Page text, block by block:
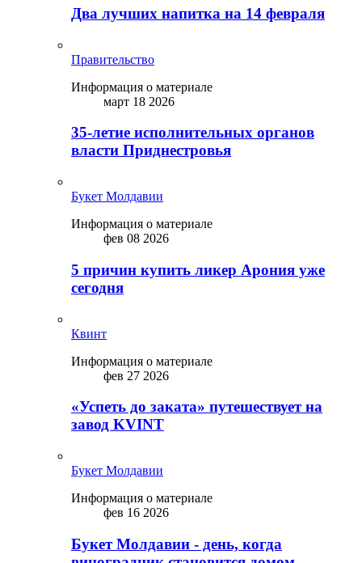
Два лучших напитка на 14 февраля
Правительство
Информация о материале
март 18 2026
35-летие исполнительных органов
власти Приднестровья
Букет Молдавии
Информация о материале
фев 08 2026
5 причин купить ликep Арония уже
сегодня
Квинт
Информация о материале
фев 27 2026
«Успеть до заката» путешествует на
завод KVINT
Букет Молдавии
Информация о материале
фев 16 2026
Букет Молдавии - день, когда